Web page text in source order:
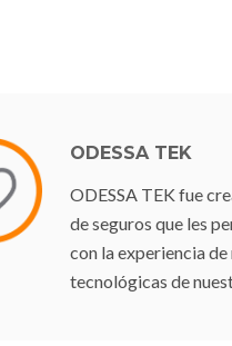
ODESSA TEK
ODESSA TEK fue
de seguros que les
con la experiencia
tecnológicas de